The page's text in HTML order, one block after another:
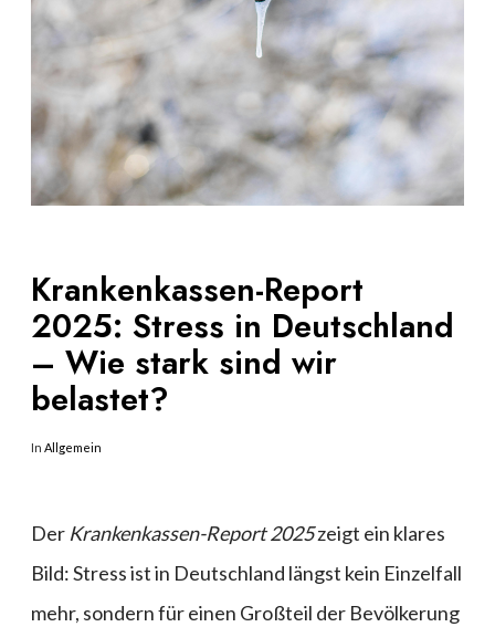
Krankenkassen-Report
2025: Stress in Deutschland
– Wie stark sind wir
belastet?
In Allgemein
Der Krankenkassen-Report 2025zeigt ein klares
Bild: Stress ist in Deutschland längst kein Einzelfall
mehr, sondern für einen Großteil der Bevölkerung